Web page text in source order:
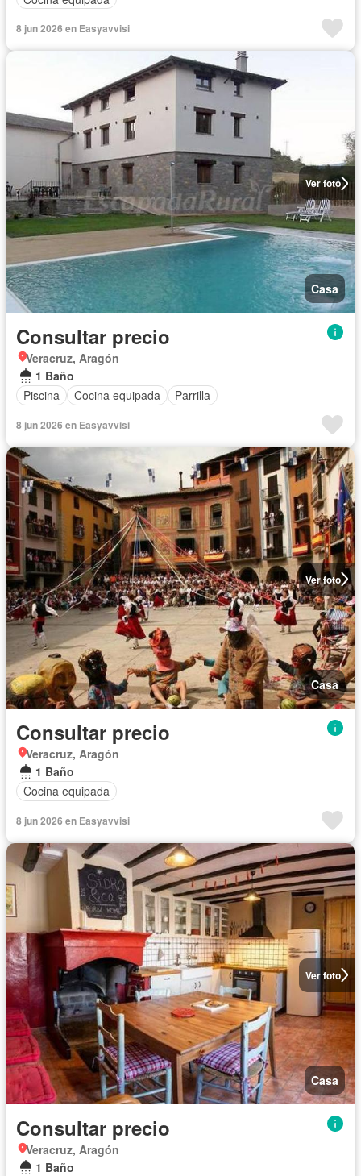
8 jun 2026 en Easyavvisi
Ver foto
Casa
Consultar precio
Veracruz, Aragón
1 Baño
Piscina
Cocina equipada Parrilla
8 jun 2026 en Easyavvisi
Ver foto
Casa
Consultar precio
Veracruz, Aragón
1 Baño
Cocina equipada
8 jun 2026 en Easyavvisi
Ver foto
Casa
Consultar precio
Veracruz, Aragón
1 Baño